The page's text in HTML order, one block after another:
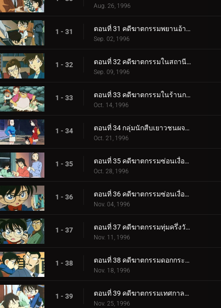
Aug. 26, 1996
1 - 31 ตอนที่ 31 คดีฆาตกรรมพยานอ้างอิง
Sep. 02, 1996
1 - 32 ตอนที่ 32 คดีฆาตกรรมในสถานีโทรทัศน์
Sep. 09, 1996
1 - 33 ตอนที่ 33 คดีฆาตกรรมในร้านกาแฟ
Oct. 14, 1996
1 - 34 ตอนที่ 34 กลุ่มนักสืบเยาวชนผจญภัย
Oct. 21, 1996
1 - 35 ตอนที่ 35 คดีฆาตกรรมซ่อนเงื่อน (ตอนแรก)
Oct. 28, 1996
1 - 36 ตอนที่ 36 คดีฆาตกรรมซ่อนเงื่อน (ตอนจบ)
Nov. 04, 1996
1 - 37 ตอนที่ 37 คดีฆาตกรรมทุ่มครึ่งวันจันทร์
Nov. 11, 1996
1 - 38 ตอนที่ 38 คดีฆาตกรรมดอกกระบองเพชร
Nov. 18, 1996
1 - 39 ตอนที่ 39 คดีฆาตกรรมเทศกาลปีศาจแดง
Nov. 25, 1996